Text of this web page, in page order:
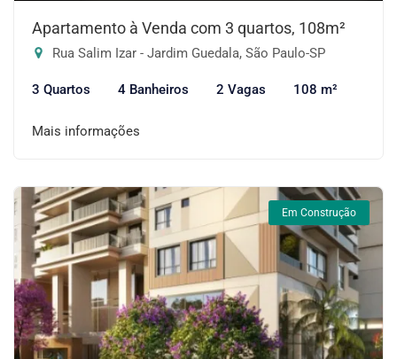
Apartamento à Venda com 3 quartos, 108m²
Rua Salim Izar - Jardim Guedala, São Paulo-SP
3 Quartos 4 Banheiros 2 Vagas 108 m²
Mais informações
Em Construção